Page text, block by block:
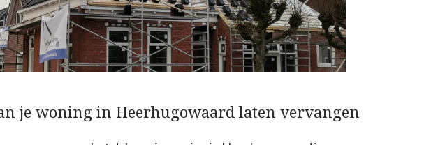
je woning in Heerhugowaard laten vervangen